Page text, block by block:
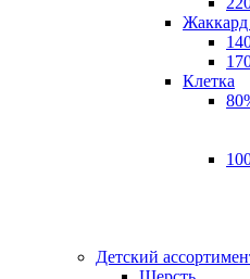
Жаккард
Клетка
Детский